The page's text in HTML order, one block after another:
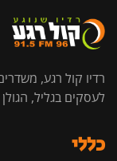
רדיו קול רגע,
לעסקים בגליל,
כללי